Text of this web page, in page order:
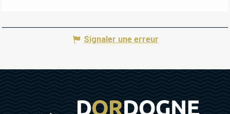
Signaler une erreur